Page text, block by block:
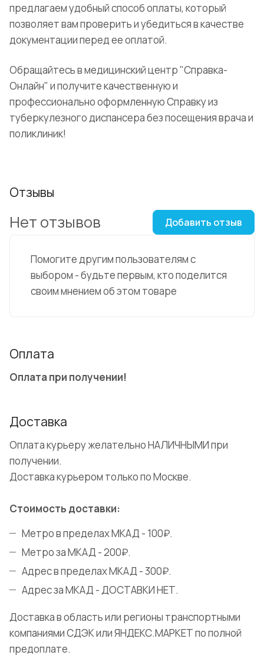
предлагаем удобный способ оплаты, который
позволяет вам проверить и убедиться в качестве
документации перед ее оплатой.
Обращайтесь в медицинский центр "Справка-
Онлайн" и получите качественную и
профессионально оформленную Справку из
туберкулезного диспансера без посещения врача и
поликлиник!
Отзывы
Помогите другим пользователям с
выбором - будьте первым, кто поделится
своим мнением об этом товаре
Нет отзывов Добавить отзыв
Оплата
Оплата при получении!
Доставка
Оплата курьеру желательно НАЛИЧНЫМИ при
получении.
Доставка курьером только по Москве.
Стоимость доставки:
Метро в пределах МКАД - 100₽.
Метро за МКАД - 200₽.
Адрес в пределах МКАД - 300₽.
Адрес за МКАД - ДОСТАВКИ НЕТ.
Доставка в область или регионы транспортными
компаниями СДЭК или ЯНДЕКС.МАРКЕТ по полной
предоплате.